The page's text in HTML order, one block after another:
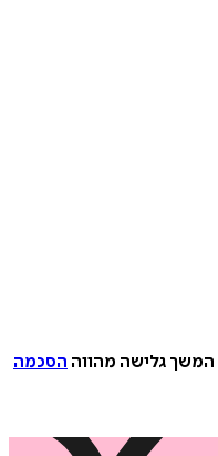
המשך גלישה מהווה הסכמה